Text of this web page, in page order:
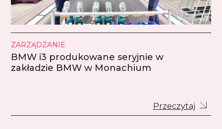
ZARZĄDZANIE
BMW i3 produkowane seryjnie w
zakładzie BMW w Monachium
Przeczytaj